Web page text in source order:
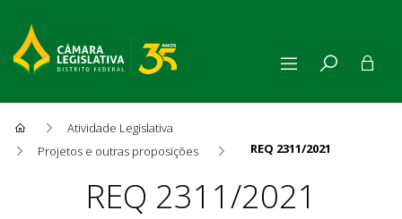
Atividade Legislativa
Projetos e outras proposições
REQ 2311/2021
ProposiçãoREQ 2311/2021